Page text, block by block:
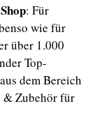
: Für
wie für
über 1.000
Top-
dem Bereich
& Zubehör für